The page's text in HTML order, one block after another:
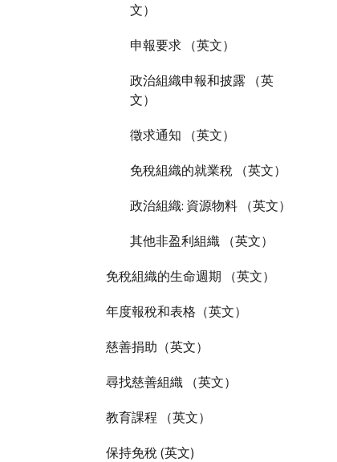
文）
申報要求 （英文）
政治組織申報和披露 （英
文）
徵求通知 （英文）
免稅組織的就業稅 （英文）
政治組織: 資源物料 （英文）
其他非盈利組織 （英文）
免稅組織的生命週期 （英文）
年度報稅和表格（英文）
慈善捐助（英文）
尋找慈善組織 （英文）
教育課程 （英文）
保持免稅 (英文)